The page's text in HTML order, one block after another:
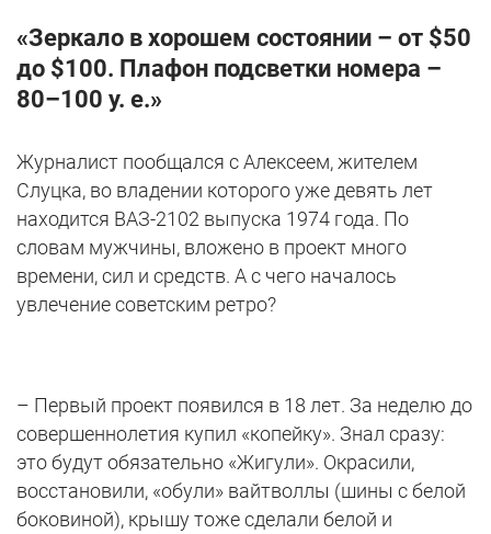
«Зеркало в хорошем состоянии – от $50
до $100. Плафон подсветки номера –
80–100 у. е.»
Журналист пообщался с Алексеем, жителем
Слуцка, во владении которого уже девять лет
находится ВАЗ-2102 выпуска 1974 года. По
словам мужчины, вложено в проект много
времени, сил и средств. А с чего началось
увлечение советским ретро?
– Первый проект появился в 18 лет. За неделю до
совершеннолетия купил «копейку». Знал сразу:
это будут обязательно «Жигули». Окрасили,
восстановили, «обули» вайтволлы (шины с белой
боковиной), крышу тоже сделали белой и